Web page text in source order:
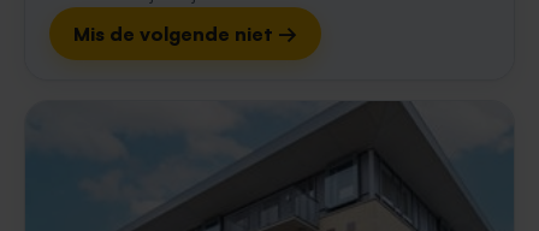
Mis de volgende niet →